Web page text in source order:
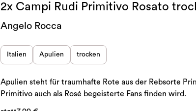
2x Campi Rudi Primitivo Rosato
Angelo Rocca
Italien Apulien trocken
Apulien steht für traumhafte Rote aus der Rebsorte
Primitivo auch als Rosé begeisterte Fans finden wird.